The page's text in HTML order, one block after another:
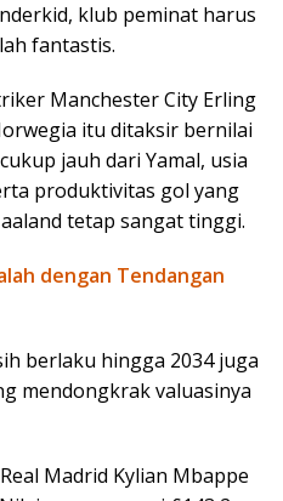
klub peminat harus
fantastis.
Manchester City Erling
itu ditaksir bernilai
jauh dari Yamal, usia
produktivitas gol yang
tetap sangat tinggi.
dengan Tendangan
berlaku hingga 2034 juga
mendongkrak valuasinya
Madrid Kylian Mbappe